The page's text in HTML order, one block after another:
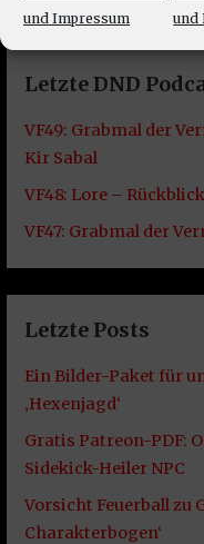
und Impressum
und
Letzte DND
VF49: Grabmal der
Kir Sabal
VF48: Lore –
VF47: Grabmal der
Letzte Posts
Ein Bilder-Paket für
‚Hexenjagd‘
Gratis Patreon-PDF:
Sidekick-Heiler NPC
Vorsicht Feuerball zu
Charakterbogen‘